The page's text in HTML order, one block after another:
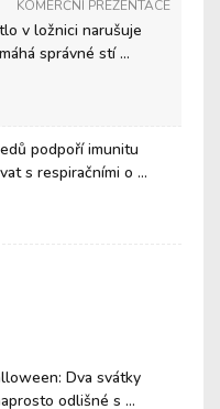
KOMERČNÍ PREZENTACE
v ložnici narušuje
správné stí ...
podpoří imunitu
s respiračními o ...
Dva svátky
odlišné s ...